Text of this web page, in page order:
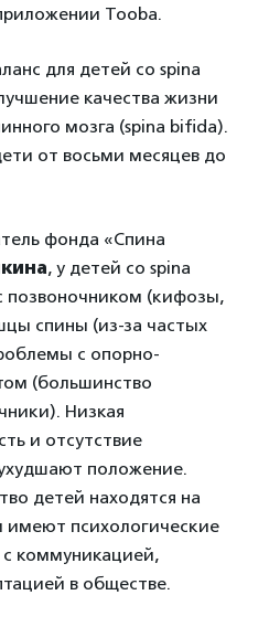
Tooba.
для детей со spina
качества жизни
мозга (spina bifida).
от восьми месяцев до
фонда «Спина
, у детей со spina
позвоночником (кифозы,
спины (из-за частых
с опорно-
(большинство
Низкая
и отсутствие
положение.
детей находятся на
психологические
коммуникацией,
в обществе.